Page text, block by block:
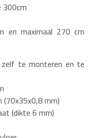
300cm
en maximaal 270 cm
zelf te monteren en te
(70x35x0,8 mm)
(dikte 6 mm)